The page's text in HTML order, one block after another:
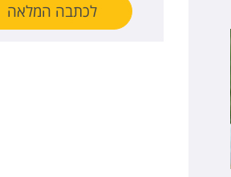
לכתבה המלאה